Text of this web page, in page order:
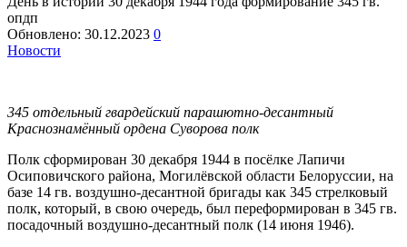
опдп
Обновлено: 30.12.2023 0
Новости
345 отдельный гвардейский парашютно-десантный
Краснознамённый ордена Суворова полк
Полк сформирован 30 декабря 1944 в посёлке Лапичи
Осиповичского района, Могилёвской области Белоруссии, на
базе 14 гв. воздушно-десантной бригады как 345 стрелковый
полк, который, в свою очередь, был переформирован в 345 гв.
посадочный воздушно-десантный полк (14 июня 1946).